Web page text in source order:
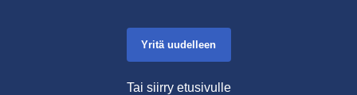
Yritä uudelleen
Tai siirry etusivulle